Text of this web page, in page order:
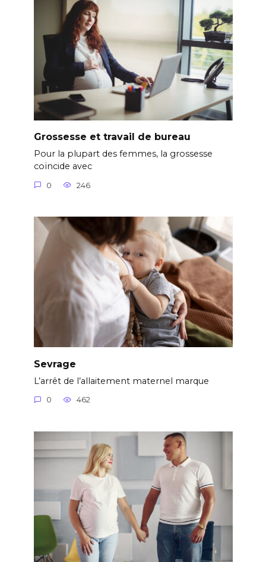
Grossesse et travail de bureau
Pour la plupart des femmes, la grossesse
coïncide avec
0 246
Sevrage
L’arrêt de l’allaitement maternel marque
0 462